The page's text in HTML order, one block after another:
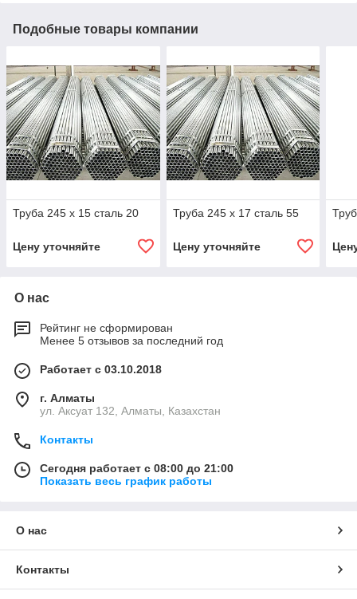
Подобные товары компании
Труба 245 х 15 сталь 20
Цену уточняйте
Труба 245 х 17 сталь 55
Цену уточняйте
О нас
Рейтинг не сформирован
Менее 5 отзывов за последний год
Работает с 03.10.2018
г. Алматы
ул. Аксуат 132, Алматы, Казахстан
Контакты
Сегодня работает с 08:00 до 21:00
Показать весь график работы
О нас
Контакты